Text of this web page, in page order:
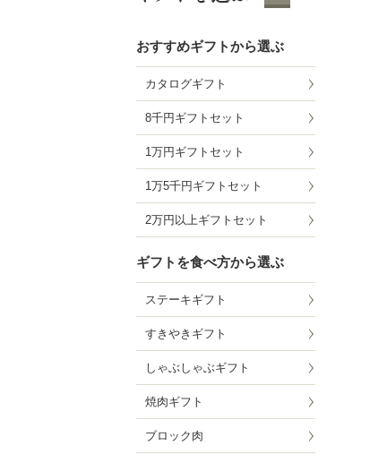
おすすめギフトから選ぶ
カタログギフト
8千円ギフトセット
1万円ギフトセット
1万5千円ギフトセット
2万円以上ギフトセット
ギフトを食べ方から選ぶ
ステーキギフト
すきやきギフト
しゃぶしゃぶギフト
焼肉ギフト
ブロック肉